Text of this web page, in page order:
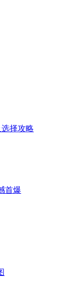
选择攻略
首爆